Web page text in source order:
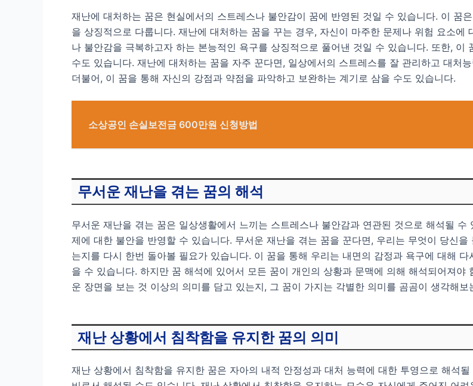
재난에 대처하는 꿈은 현실에서의 스트레스나 불안감이 꿈에 반영된 것일 수 있습니다. 이 꿈
을 상징적으로 다룹니다. 재난에 대처하는 꿈을 꾸는 경우, 자신이 마주한 문제나 위험 요소
나 불안감을 극복하고자 하는 본능적인 욕구를 상징적으로 풀어낸 것일 수 있습니다. 또한,
수도 있습니다. 재난에 대처하는 꿈을 자주 꾼다면, 일상에서의 스트레스를 잘 관리하고 대처
더불어, 이 꿈을 통해 자신의 강점과 약점을 파악하고 보완하는 계기로 삼을 수도 있습니다.
소상공인 손실보전금 600만원 신청방법
무서운 재난을 겪는 꿈의 해석
무서운 재난을 겪는 꿈은 일상생활에서 느끼는 스트레스나 불안감과 연관된 것으로 해석될
제에 대한 불안을 반영할 수 있습니다. 무서운 재난을 겪는 꿈을 꾼다면, 우리는 무엇이 당신
는지를 다시 한번 돌아볼 필요가 있습니다. 이 꿈을 통해 우리는 내면의 감정과 욕구에 대해
을 수 있습니다. 하지만 꿈 해석에 있어서 모든 꿈이 개인의 상황과 문맥에 의해 해석되어져
운 장면을 보는 것 이상의 의미를 담고 있는지, 그 꿈이 가지는 각별한 의미를 곰곰이 생각해보
재난 상황에서 침착함을 유지한 꿈의 의미
재난 상황에서 침착함을 유지한 꿈은 자아의 내적 안정성과 대처 능력에 대한 투영으로 해석